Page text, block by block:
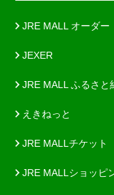
JRE MALL オーダー
JEXER
JRE MALL ふるさと
えきねっと
JRE MALLチケット
JRE MALLショッピ